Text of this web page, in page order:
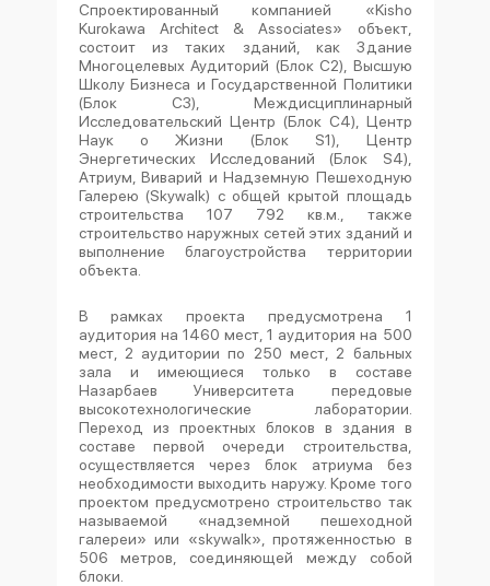
Спроектированный компанией «Kisho
Kurokawa Architect & Associates» объект,
состоит из таких зданий, как Здание
Многоцелевых Аудиторий (Блок С2), Высшую
Школу Бизнеса и Государственной Политики
(Блок С3), Междисциплинарный
Исследовательский Центр (Блок C4), Центр
Наук о Жизни (Блок S1), Центр
Энергетических Исследований (Блок S4),
Атриум, Виварий и Надземную Пешеходную
Галерею (Skywalk) с общей крытой площадь
строительства 107 792 кв.м., также
строительство наружных сетей этих зданий и
выполнение благоустройства территории
объекта.
В рамках проекта предусмотрена 1
аудитория на 1460 мест, 1 аудитория на 500
мест, 2 аудитории по 250 мест, 2 бальных
зала и имеющиеся только в составе
Назарбаев Университета передовые
высокотехнологические лаборатории.
Переход из проектных блоков в здания в
составе первой очереди строительства,
осуществляется через блок атриума без
необходимости выходить наружу. Кроме того
проектом предусмотрено строительство так
называемой «надземной пешеходной
галереи» или «skywalk», протяженностью в
506 метров, соединяющей между собой
блоки.